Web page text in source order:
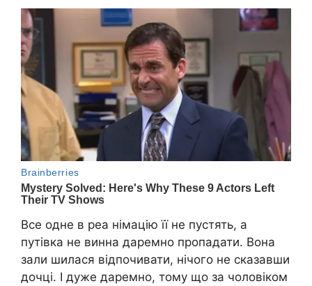
Все одне в реа німацію її не пустять, а
путівка не винна даремно пропадати. Вона
зали шилася відпочивати, нічого не сказавши
дочці. І дуже даремно, тому що за чоловіком